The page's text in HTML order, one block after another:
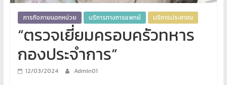
ภารกิจภายนอกหน่วย บริการทางการแพทย์ บริการประชาชน
“ตรวจเยี่ยมครอบครัวทหาร
กองประจำการ”
12/03/2024 Admin01